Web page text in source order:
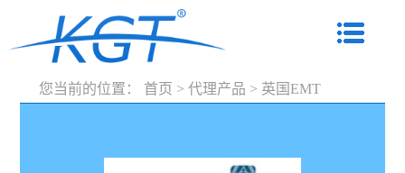
您当前的位置： 首页 > 代理产品 > 英国EMT